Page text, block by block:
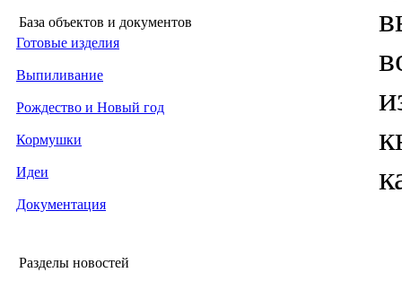
База объектов и документов
Готовые изделия
Выпиливание
Рождество и Новый год
Кормушки
Идеи
Документация
Разделы новостей